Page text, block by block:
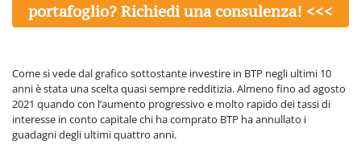
portafoglio? Richiedi una consulenza! <<<
Come si vede dal grafico sottostante investire in BTP negli ultimi 10
anni è stata una scelta quasi sempre redditizia. Almeno fino ad agosto
2021 quando con l’aumento progressivo e molto rapido dei tassi di
interesse in conto capitale chi ha comprato BTP ha annullato i
guadagni degli ultimi quattro anni.